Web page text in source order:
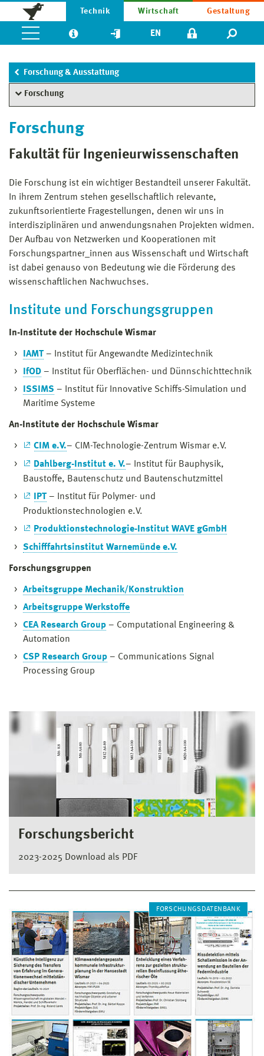
Technik Wirtschaft Gestaltung
EN
Forschung & Ausstattung
Forschung
Forschung
Fakultät für Ingenieurwissenschaften
Die Forschung ist ein wichtiger Bestandteil unserer Fakultät.
In ihrem Zentrum stehen gesellschaftlich relevante,
zukunftsorientierte Fragestellungen, denen wir uns in
interdisziplinären und anwendungsnahen Projekten widmen.
Der Aufbau von Netzwerken und Kooperationen mit
Forschungspartner_innen aus Wissenschaft und Wirtschaft
ist dabei genauso von Bedeutung wie die Förderung des
wissenschaftlichen Nachwuchses.
Institute und Forschungsgruppen
In-Institute der Hochschule Wismar
IAMT – Institut für Angewandte Medizintechnik
IfOD – Institut für Oberflächen- und Dünnschichttechnik
ISSIMS – Institut für Innovative Schiffs-Simulation und
Maritime Systeme
An-Institute der Hochschule Wismar
CIM e.V.– CIM-Technologie-Zentrum Wismar e.V.
Dahlberg-Institut e. V.– Institut für Bauphysik,
Baustoffe, Bautenschutz und Bautenschutzmittel
IPT – Institut für Polymer- und
Produktionstechnologien e.V.
Produktionstechnologie-Institut WAVE gGmbH
Schifffahrtsinstitut Warnemünde e.V.
Forschungsgruppen
Arbeitsgruppe Mechanik/Konstruktion
Arbeitsgruppe Werkstoffe
CEA Research Group – Computational Engineering &
Automation
CSP Research Group – Communications Signal
Processing Group
Forschungsbericht
2023-2025 Download als PDF
FORSCHUNGSDATENBANK